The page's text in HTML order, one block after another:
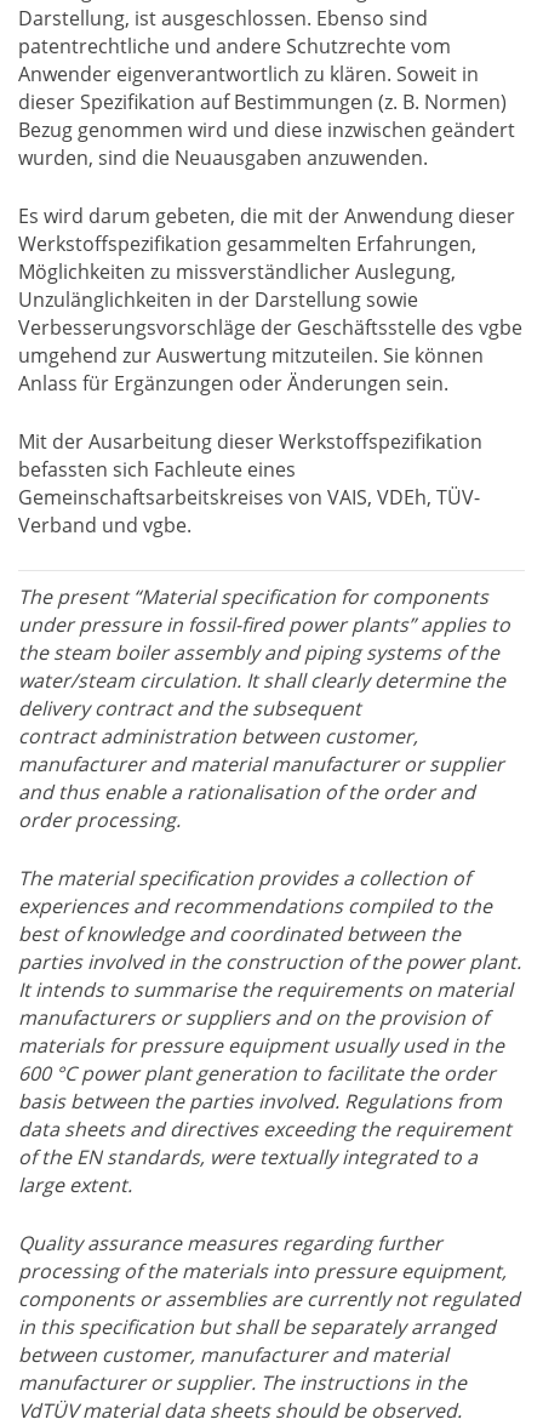
Darstellung, ist ausgeschlossen. Ebenso sind
patentrechtliche und andere Schutzrechte vom
Anwender eigenverantwortlich zu klären. Soweit in
dieser Spezifikation auf Bestimmungen (z. B. Normen)
Bezug genommen wird und diese inzwischen geändert
wurden, sind die Neuausgaben anzuwenden.
Es wird darum gebeten, die mit der Anwendung dieser
Werkstoffspezifikation gesammelten Erfahrungen,
Möglichkeiten zu missverständlicher Auslegung,
Unzulänglichkeiten in der Darstellung sowie
Verbesserungsvorschläge der Geschäftsstelle des vgbe
umgehend zur Auswertung mitzuteilen. Sie können
Anlass für Ergänzungen oder Änderungen sein.
Mit der Ausarbeitung dieser Werkstoffspezifikation
befassten sich Fachleute eines
Gemeinschaftsarbeitskreises von VAIS, VDEh, TÜV-
Verband und vgbe.
The present “Material specification for components
under pressure in fossil-fired power plants” applies to
the steam boiler assembly and piping systems of the
water/steam circulation. It shall clearly determine the
delivery contract and the subsequent
contract administration between customer,
manufacturer and material manufacturer or supplier
and thus enable a rationalisation of the order and
order processing.
The material specification provides a collection of
experiences and recommendations compiled to the
best of knowledge and coordinated between the
parties involved in the construction of the power plant.
It intends to summarise the requirements on material
manufacturers or suppliers and on the provision of
materials for pressure equipment usually used in the
600 °C power plant generation to facilitate the order
basis between the parties involved. Regulations from
data sheets and directives exceeding the requirement
of the EN standards, were textually integrated to a
large extent.
Quality assurance measures regarding further
processing of the materials into pressure equipment,
components or assemblies are currently not regulated
in this specification but shall be separately arranged
between customer, manufacturer and material
manufacturer or supplier. The instructions in the
VdTÜV material data sheets should be observed.